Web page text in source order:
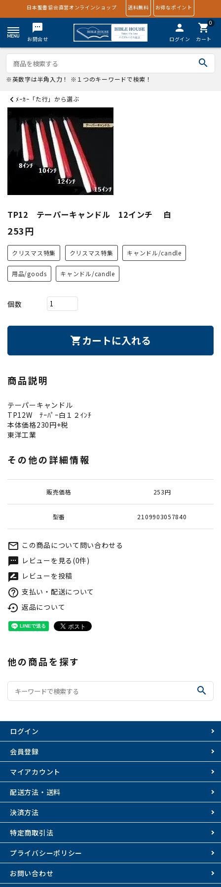
日本聖書協会直営オンラインショップ 送料無料 お得なポイント
textsms
お問合せ
person
ログイン
0
shopping_cart
カート
search
※英数字は半角入力！ ※１つのキーワードで検索！
ﾒｰｶｰ「た行」から選ぶ
TP12 テーパーキャンドル 12インチ 白
253円
クリスマス特集 クリスマス特集 キャンドル/candle
用品/goods キャンドル/candle
個数
shopping_cart カートに入れる
商品説明
テーパーキャンドル
TP12W ﾃｰﾊﾟｰ白１２ｲﾝﾁ
本体価格230円+税
東洋工業
その他の詳細情報
販売価格 253円
型番 2109903057840
mail_outline この商品について問い合わせる
textsms レビューを見る(0件)
rate_review レビューを投稿
help_outline 支払い・配送について
settings_backup_restore 返品について
他の商品を探す
search
ログイン
会員登録
マイアカウント
配送方法・送料
決済方法
特定商取引法
プライバシーポリシー
お問い合わせ